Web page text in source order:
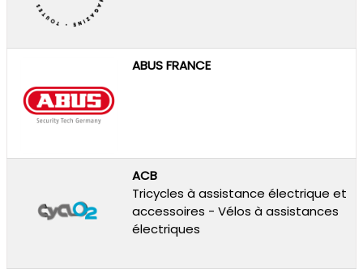
ABUS FRANCE
ACB
Tricycles à assistance électrique et
accessoires - Vélos à assistances
électriques